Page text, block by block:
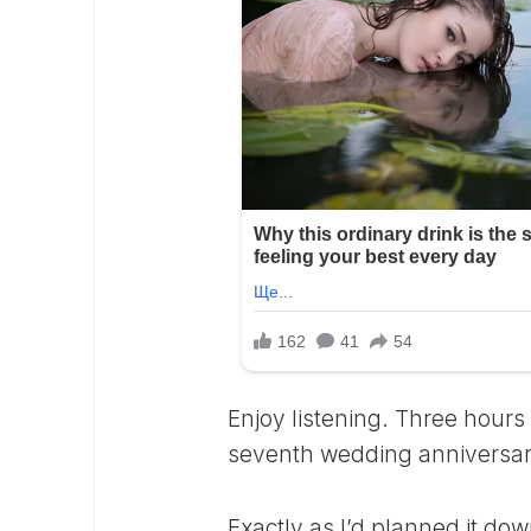
Enjoy listening. Three
seventh wedding